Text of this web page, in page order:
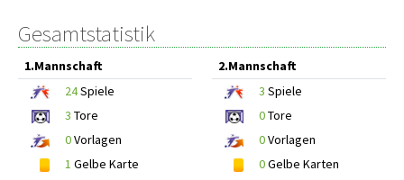
Gesamtstatistik
1.Mannschaft
24Spiele
3 Tore
0Vorlagen
1 Gelbe Karte
2.Mannschaft
3 Spiele
0Tore
0Vorlagen
0Gelbe Karten